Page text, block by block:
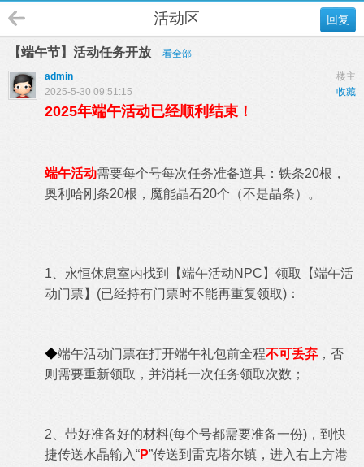
回复
活动区
【端午节】活动任务开放
看全部
楼主
admin
收藏
2025-5-30 09:51:15
2025年端午活动已经顺利结束！
端午活动需要每个号每次任务准备道具：铁条20根，
奥利哈刚条20根，魔能晶石20个（不是晶条）。
1、永恒休息室内找到【端午活动NPC】领取【端午活
动门票】(已经持有门票时不能再重复领取)：
◆端午活动门票在打开端午礼包前全程不可丢弃 ，否
则需要重新领取，并消耗一次任务领取次数；
2、带好准备好的材料(每个号都需要准备一份)，到快
捷传送水晶输入“P”传送到雷克塔尔镇，进入右上方港